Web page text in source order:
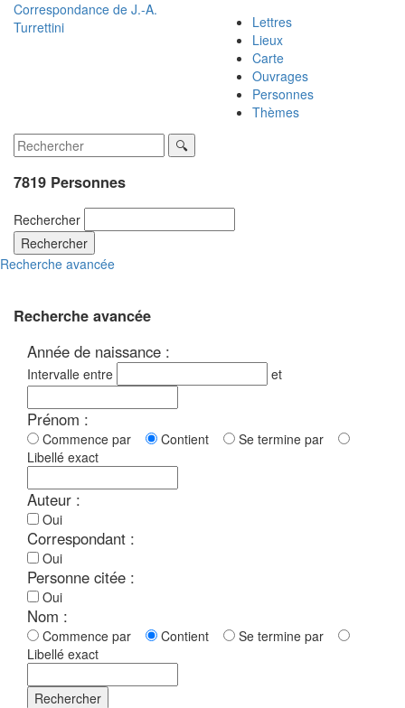
Correspondance de J.-A.
Turrettini
Lettres
Lieux
Carte
Ouvrages
Personnes
Thèmes
7819 Personnes
Rechercher
Rechercher
Recherche avancée
Recherche avancée
Année de naissance :
Intervalle entre et
Prénom :
Commence par Contient
Se termine par
Libellé exact
Auteur :
Oui
Correspondant :
Oui
Personne citée :
Oui
Nom :
Commence par Contient
Se termine par
Libellé exact
Rechercher